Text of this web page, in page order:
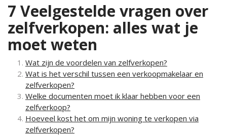
7 Veelgestelde vragen over
zelfverkopen: alles wat je
moet weten
Wat zijn de voordelen van zelfverkopen?
Wat is het verschil tussen een verkoopmakelaar en
zelfverkopen?
Welke documenten moet ik klaar hebben voor een
zelfverkoop?
Hoeveel kost het om mijn woning te verkopen via
zelfverkopen?